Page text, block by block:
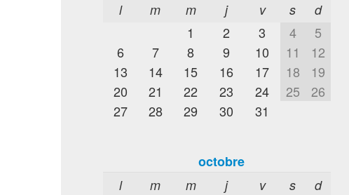
l m m j v s d
1 2 3 4
5
6
7 8 9 10 11
12
13
14 15 16 17 18
19
20
21 22 23 24 25
26
27
28 29 30 31
octobre
l m m j v s d